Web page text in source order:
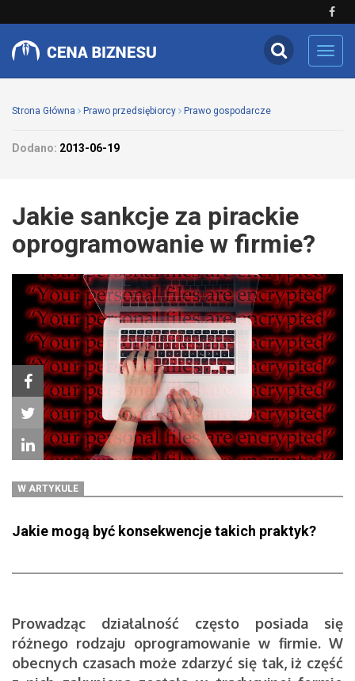
Strona Główna Prawo przedsiębiorcy Prawo gospodarcze
Dodano: 2013-06-19
Jakie sankcje za pirackie
oprogramowanie w firmie?
W ARTYKULE
Jakie mogą być konsekwencje takich praktyk?
Prowadząc działalność często posiada się
różnego rodzaju oprogramowanie w firmie. W
obecnych czasach może zdarzyć się tak, iż część